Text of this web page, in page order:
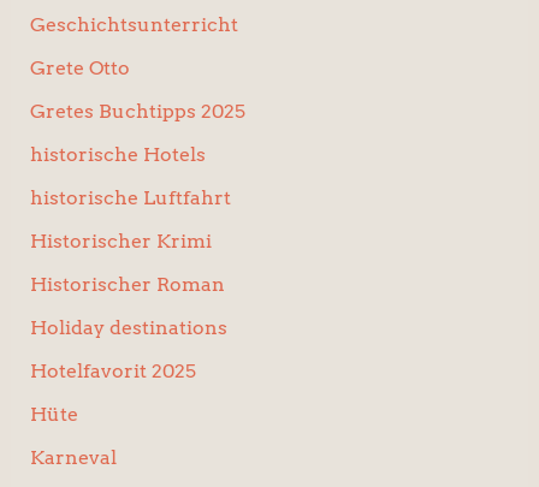
Geschichtsunterricht
Grete Otto
Gretes Buchtipps 2025
historische Hotels
historische Luftfahrt
Historischer Krimi
Historischer Roman
Holiday destinations
Hotelfavorit 2025
Hüte
Karneval